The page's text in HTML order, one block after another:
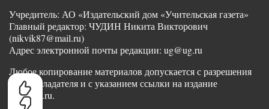
Учредитель: АО «Издательский дом «Учительская газета»
Главный редактор: ЧУДИН Никита Викторович
(nikvik87@mail.ru)
Адрес электронной почты редакции: ug@ug.ru
Любое копирование материалов допускается с разрешения
правообладателя и с указанием ссылки на издание
www.ug.ru.